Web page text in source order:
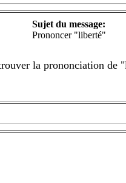
Sujet du message:
Prononcer "liberté"